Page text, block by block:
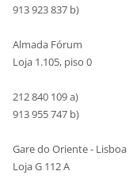
913 923 837 b)
Almada Fórum
Loja 1.105, piso 0
212 840 109 a)
913 955 747 b)
Gare do Oriente - Lisboa
Loja G 112 A